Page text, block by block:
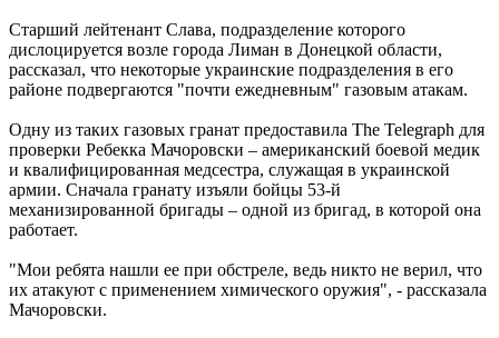
Старший лейтенант Слава, подразделение которого
дислоцируется возле города Лиман в Донецкой области,
рассказал, что некоторые украинские подразделения в его
районе подвергаются "почти ежедневным" газовым атакам.
Одну из таких газовых гранат предоставила The Telegraph для
проверки Ребекка Мачоровски – американский боевой медик
и квалифицированная медсестра, служащая в украинской
армии. Сначала гранату изъяли бойцы 53-й
механизированной бригады – одной из бригад, в которой она
работает.
"Мои ребята нашли ее при обстреле, ведь никто не верил, что
их атакуют с применением химического оружия", - рассказала
Мачоровски.